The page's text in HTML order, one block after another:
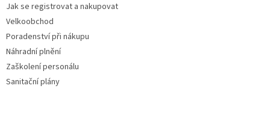
Jak se registrovat a nakupovat
Velkoobchod
Poradenství při nákupu
Náhradní plnění
Zaškolení personálu
Sanitační plány